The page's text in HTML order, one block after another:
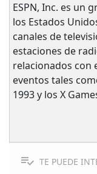
ESPN, Inc. es un
los Estados
canales de
estaciones de
relacionados con
eventos tales
1993 y los X
TE PUEDE